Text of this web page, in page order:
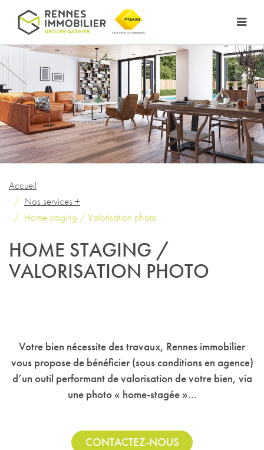
Accueil
Nos services +
Home staging / Valorisation photo
HOME STAGING /
VALORISATION PHOTO
Votre bien nécessite des travaux, Rennes immobilier
vous propose de bénéficier (sous conditions en agence)
d’un outil performant de valorisation de votre bien, via
une photo « home-stagée »...
CONTACTEZ-NOUS